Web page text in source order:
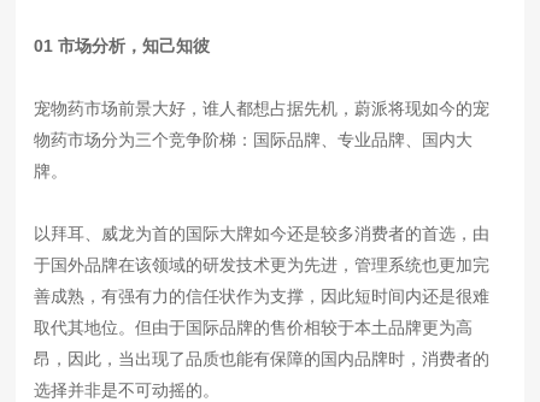
01 市场分析，知己知彼
宠物药市场前景大好，谁人都想占据先机，蔚派将现如今的宠
物药市场分为三个竞争阶梯：国际品牌、专业品牌、国内大
牌。
以拜耳、威龙为首的国际大牌如今还是较多消费者的首选，由
于国外品牌在该领域的研发技术更为先进，管理系统也更加完
善成熟，有强有力的信任状作为支撑，因此短时间内还是很难
取代其地位。但由于国际品牌的售价相较于本土品牌更为高
昂，因此，当出现了品质也能有保障的国内品牌时，消费者的
选择并非是不可动摇的。